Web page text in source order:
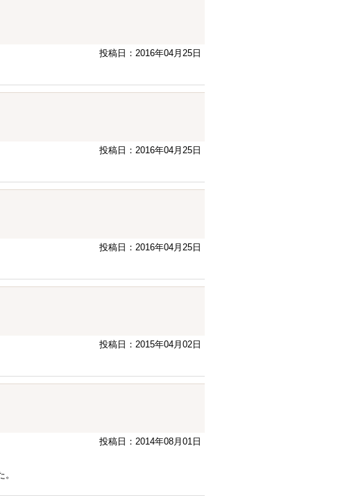
投稿日：2016年04月25日
投稿日：2016年04月25日
投稿日：2016年04月25日
投稿日：2015年04月02日
投稿日：2014年08月01日